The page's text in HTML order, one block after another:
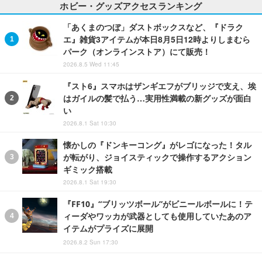
ホビー・グッズアクセスランキング
「あくまのつぼ」ダストボックスなど、『ドラク
エ』雑貨3アイテムが本日8月5日12時よりしまむら
パーク（オンラインストア）にて販売！
2026.8.5 Wed 11:45
『スト6』スマホはザンギエフがブリッジで支え、埃
はガイルの髪で払う…実用性満載の新グッズが面白
い
2026.8.1 Sat 10:30
懐かしの『ドンキーコング』がレゴになった！タル
が転がり、ジョイスティックで操作するアクション
ギミック搭載
2026.8.1 Sat 19:30
『FF10』“ブリッツボール”がビニールボールに！テ
ィーダやワッカが武器としても使用していたあのア
イテムがプライズに展開
2026.8.2 Sun 17:30